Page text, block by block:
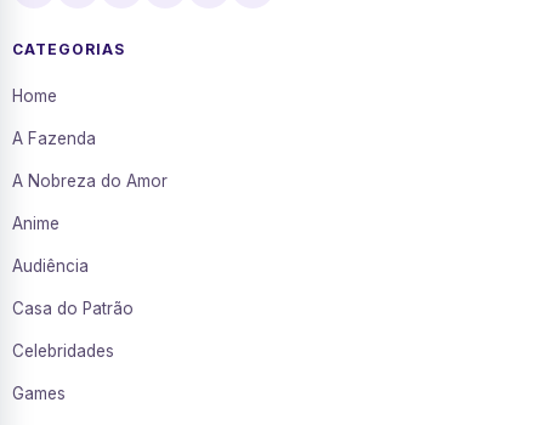
CATEGORIAS
Home
A Fazenda
A Nobreza do Amor
Anime
Audiência
Casa do Patrão
Celebridades
Games